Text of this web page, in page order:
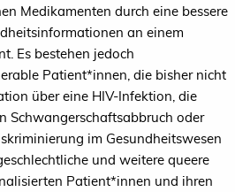
Medikamenten durch eine bessere
an einem
Es bestehen jedoch
Patient*innen, die bisher nicht
über eine HIV-Infektion, die
Schwangerschaftsabbruch oder
im Gesundheitswesen
und weitere queere
Patient*innen und ihren